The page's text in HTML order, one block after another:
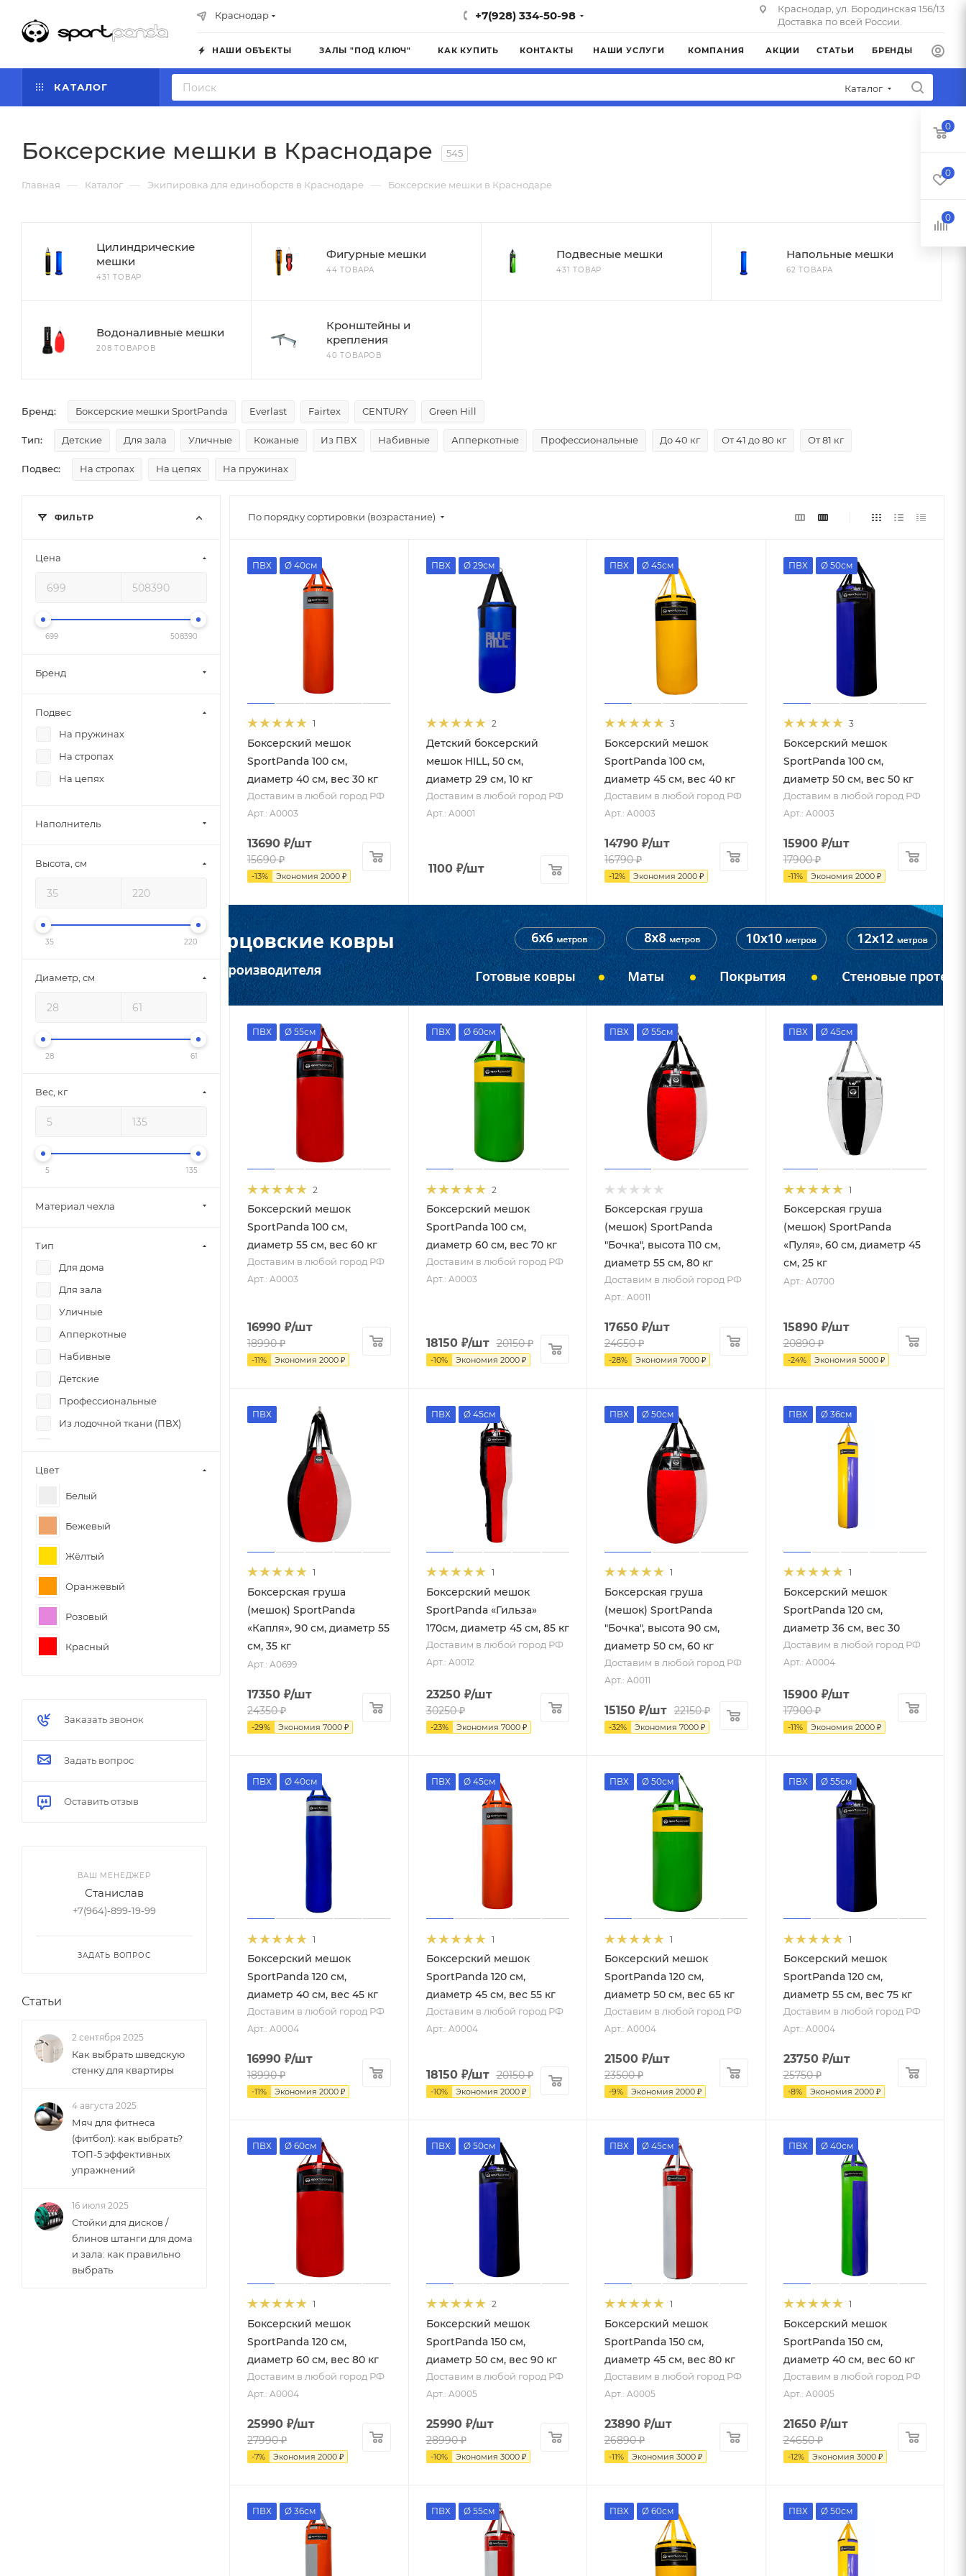
Краснодар +7(928) 334-50-98
Краснодар, ул. Бородинская 156/13
Доставка по всей России.
НАШИ ОБЪЕКТЫ ЗАЛЫ "ПОД КЛЮЧ" КАК КУПИТЬ КОНТАКТЫ НАШИ УСЛУГИ КОМПАНИЯ АКЦИИ СТАТЬИ БРЕНДЫ
КАТАЛОГ Каталог
Боксерские мешки в Краснодаре 545
Главная — Каталог — Экипировка для единоборств в Краснодаре — Боксерские мешки в Краснодаре
Цилиндрические
мешки
431 ТОВАР
Фигурные мешки
44 ТОВАРА
Подвесные мешки
431 ТОВАР
Напольные мешки
62 ТОВАРА
Водоналивные мешки
208 ТОВАРОВ
Кронштейны и
крепления
40 ТОВАРОВ
Бренд: Боксерские мешки SportPanda Everlast Fairtex CENTURY Green Hill
Тип: Детские Для зала Уличные Кожаные Из ПВХ Набивные Апперкотные Профессиональные До 40 кг От 41 до 80 кг От 81 кг
Подвес: На стропах На цепях На пружинах
По порядку сортировки (возрастание)
ПВХ Ø 40см
1
Боксерский мешок
SportPanda 100 см,
диаметр 40 см, вес 30 кг
Доставим в любой город РФ
Арт.: A0003
13690 ₽/шт
15690₽
-13% Экономия 2000 ₽
ПВХ Ø 29см
2
Детский боксерский
мешок HILL, 50 см,
диаметр 29 см, 10 кг
Доставим в любой город РФ
Арт.: A0001
1100₽/шт
ПВХ Ø 45см
3
Боксерский мешок
SportPanda 100 см,
диаметр 45 см, вес 40 кг
Доставим в любой город РФ
Арт.: A0003
14790 ₽/шт
16790₽
-12% Экономия 2000 ₽
ПВХ Ø 50см
3
Боксерский мешок
SportPanda 100 см,
диаметр 50 см, вес 50 кг
Доставим в любой город РФ
Арт.: A0003
15900₽/шт
17900₽
-11% Экономия 2000₽
ПВХ Ø 55см
2
Боксерский мешок
SportPanda 100 см,
диаметр 55 см, вес 60 кг
Доставим в любой город РФ
Арт.: A0003
16990 ₽/шт
18990₽
-11% Экономия 2000 ₽
ПВХ Ø 60см
2
Боксерский мешок
SportPanda 100 см,
диаметр 60 см, вес 70 кг
Доставим в любой город РФ
Арт.: A0003
18150₽/шт 20150₽
-10% Экономия 2000₽
ПВХ Ø 55см
Боксерская груша
(мешок) SportPanda
"Бочка", высота 110 см,
диаметр 55 см, 80 кг
Доставим в любой город РФ
Арт.: A0011
17650 ₽/шт
24650₽
-28% Экономия 7000 ₽
ПВХ Ø 45см
1
Боксерская груша
(мешок) SportPanda
«Пуля», 60 см, диаметр 45
см, 25 кг
Арт.: A0700
15890₽/шт
20890₽
-24% Экономия 5000₽
ПВХ
1
Боксерская груша
(мешок) SportPanda
«Капля», 90 см, диаметр 55
см, 35 кг
Арт.: A0699
17350 ₽/шт
24350₽
-29% Экономия 7000 ₽
ПВХ Ø 45см
1
Боксерский мешок
SportPanda «Гильза»
170см, диаметр 45 см, 85 кг
Доставим в любой город РФ
Арт.: A0012
23250₽/шт
30250₽
-23% Экономия 7000₽
ПВХ Ø 50см
1
Боксерская груша
(мешок) SportPanda
"Бочка", высота 90 см,
диаметр 50 см, 60 кг
Доставим в любой город РФ
Арт.: A0011
15150 ₽/шт 22150₽
-32% Экономия 7000 ₽
ПВХ Ø 36см
1
Боксерский мешок
SportPanda 120 см,
диаметр 36 см, вес 30
Доставим в любой город РФ
Арт.: A0004
15900₽/шт
17900₽
-11% Экономия 2000₽
ПВХ Ø 40см
1
Боксерский мешок
SportPanda 120 см,
диаметр 40 см, вес 45 кг
Доставим в любой город РФ
Арт.: A0004
16990 ₽/шт
18990₽
-11% Экономия 2000 ₽
ПВХ Ø 45см
1
Боксерский мешок
SportPanda 120 см,
диаметр 45 см, вес 55 кг
Доставим в любой город РФ
Арт.: A0004
18150₽/шт 20150₽
-10% Экономия 2000₽
ПВХ Ø 50см
1
Боксерский мешок
SportPanda 120 см,
диаметр 50 см, вес 65 кг
Доставим в любой город РФ
Арт.: A0004
21500 ₽/шт
23500₽
-9% Экономия 2000 ₽
ПВХ Ø 55см
1
Боксерский мешок
SportPanda 120 см,
диаметр 55 см, вес 75 кг
Доставим в любой город РФ
Арт.: A0004
23750₽/шт
25750₽
-8% Экономия 2000₽
ПВХ Ø 60см
1
Боксерский мешок
SportPanda 120 см,
диаметр 60 см, вес 80 кг
Доставим в любой город РФ
Арт.: A0004
25990 ₽/шт
27990₽
-7% Экономия 2000 ₽
ПВХ Ø 50см
2
Боксерский мешок
SportPanda 150 см,
диаметр 50 см, вес 90 кг
Доставим в любой город РФ
Арт.: A0005
25990₽/шт
28990₽
-10% Экономия 3000₽
ПВХ Ø 45см
1
Боксерский мешок
SportPanda 150 см,
диаметр 45 см, вес 80 кг
Доставим в любой город РФ
Арт.: A0005
23890 ₽/шт
26890₽
-11% Экономия 3000 ₽
ПВХ Ø 40см
1
Боксерский мешок
SportPanda 150 см,
диаметр 40 см, вес 60 кг
Доставим в любой город РФ
Арт.: A0005
21650₽/шт
24650₽
-12% Экономия 3000₽
ПВХ Ø 36см ПВХ Ø 55см ПВХ Ø 60см ПВХ Ø 50см
ФИЛЬТР
Цена
699 508390
Бренд
Подвес
На пружинах
На стропах
На цепях
Наполнитель
Высота, см
35 220
Диаметр, см
28 61
Вес, кг
5 135
Материал чехла
Тип
Для дома
Для зала
Уличные
Апперкотные
Набивные
Детские
Профессиональные
Из лодочной ткани (ПВХ)
От 41 до 80 кг
Цвет
Белый
Бежевый
Жёлтый
Оранжевый
Розовый
Красный
Бирюзовый
Салатовый
Черный / фиолетовый
Белый / чёрный
Жёлтый / зелёный
Жёлтый / чёрный
Красный / синий
Зелёный / синий
Синий / чёрный
Тёмно-серый / синий
Чёрный / зелёный
Заказать звонок
Задать вопрос
Оставить отзыв
ВАШ МЕНЕДЖЕР
Станислав
+7(964)-899-19-99
ЗАДАТЬ ВОПРОС
Статьи
2 сентября 2025
Как выбрать шведскую
стенку для квартиры
4 августа 2025
Мяч для фитнеса
(фитбол): как выбрать?
ТОП-5 эффективных
упражнений
16 июля 2025
Стойки для дисков /
блинов штанги для дома
и зала: как правильно
выбрать
0
0
0